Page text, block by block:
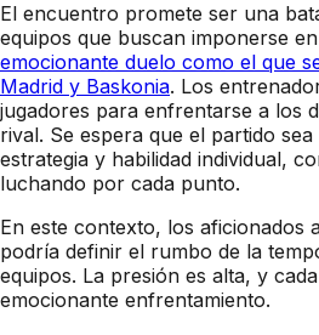
El encuentro promete ser una
equipos que buscan imponerse
emocionante duelo como el que
Madrid y Baskonia. Los
jugadores para enfrentarse a los
rival. Se espera que el partido
estrategia y habilidad individual,
luchando por cada punto.
En este contexto, los aficionados
podría definir el rumbo de la
equipos. La presión es alta, y
emocionante enfrentamiento.